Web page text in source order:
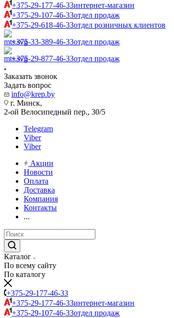
+375-29-177-46-33интернет-магазин
+375-29-107-46-33отдел продаж
+375-29-618-46-33отдел розничных клиентов
+375-33-389-46-33отдел продаж
+375-29-877-46-33отдел продаж
Заказать звонок
Задать вопрос
info@krep.by
г. Минск,
2-ой Велосипедный пер., 30/5
Telegram
Viber
Viber
Акции
Новости
Оплата
Доставка
Компания
Контакты
...
Каталог
По всему сайту
По каталогу
+375-29-177-46-33
+375-29-177-46-33интернет-магазин
+375-29-107-46-33отдел продаж